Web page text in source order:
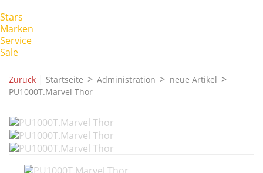
Stars
Marken
Service
Sale
Zurück | Startseite Administration
neue Artikel
PU1000T.Marvel Thor